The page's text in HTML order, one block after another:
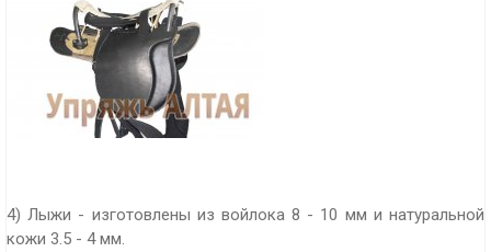
4) Лыжи - изготовлены из войлока 8 - 10 мм и натуральной
кожи 3.5 - 4 мм.